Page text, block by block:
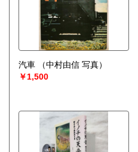
汽車
（中村由信 写真）
￥1,500